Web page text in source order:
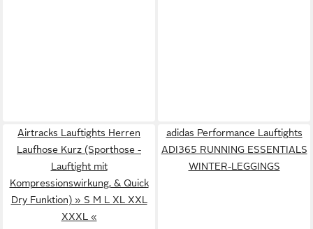
Airtracks Lauftights Herren
Laufhose Kurz (Sporthose -
Lauftight mit
Kompressionswirkung, & Quick
Dry Funktion) » S M L XL XXL
XXXL «
adidas Performance Lauftights
ADI365 RUNNING ESSENTIALS
WINTER-LEGGINGS